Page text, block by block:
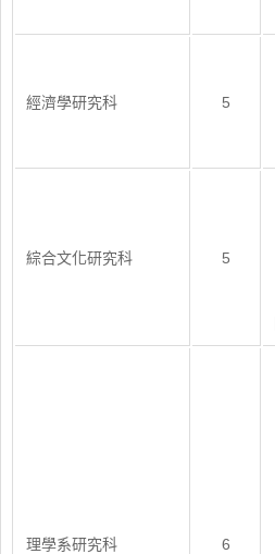
經濟學研究科 5
綜合文化研究科 5
理學系研究科 6